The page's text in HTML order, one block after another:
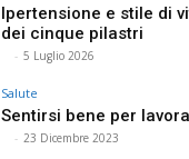
Ipertensione e stile di
dei cinque pilastri
- 5 Luglio 2026
Salute
Sentirsi bene per
- 23 Dicembre 2023